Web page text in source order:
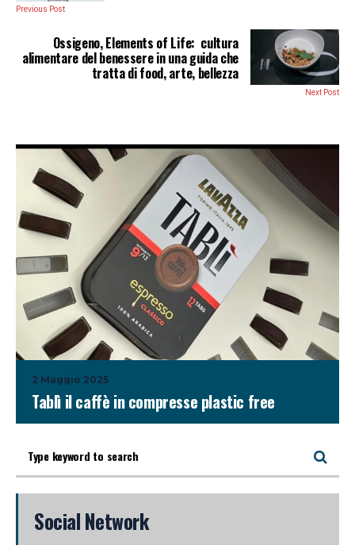
Previous Post
Ossigeno, Elements of Life: cultura
alimentare del benessere in una guida che
tratta di food, arte, bellezza
Next Post
2 Maggio 2025
Tablì il caffè in compresse plastic free
Social Network